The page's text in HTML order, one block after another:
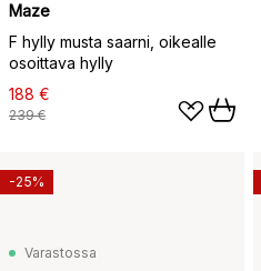
Maze
F hylly musta saarni, oikealle
osoittava hylly
188 €
239 €
Varastossa
-25%